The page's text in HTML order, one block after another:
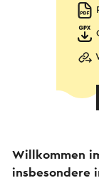
Willkommen
insbesondere